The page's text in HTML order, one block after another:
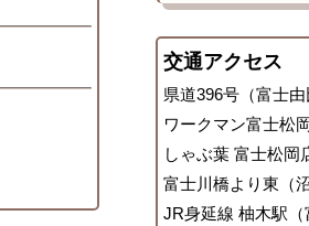
交通アクセス
県道396号（富士
ワークマン富士松
しゃぶ葉 富士松岡
富士川橋より東（
JR身延線 柚木駅